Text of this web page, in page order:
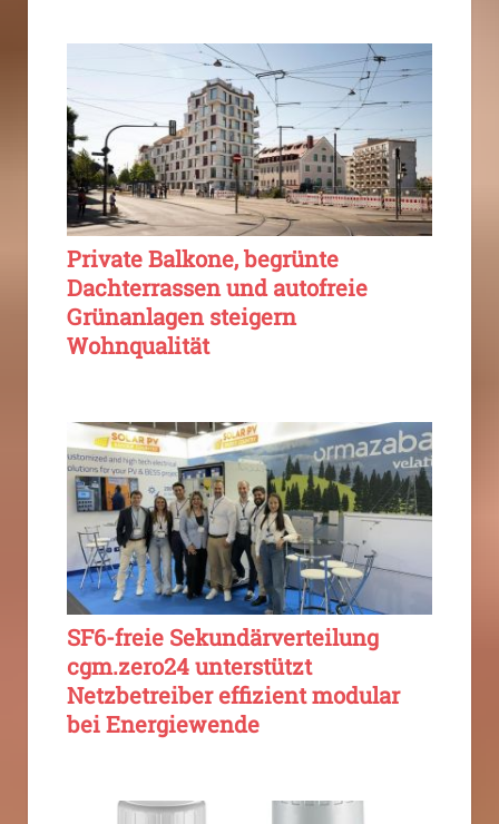
Private Balkone, begrünte
Dachterrassen und autofreie
Grünanlagen steigern
Wohnqualität
SF6-freie Sekundärverteilung
cgm.zero24 unterstützt
Netzbetreiber effizient modular
bei Energiewende